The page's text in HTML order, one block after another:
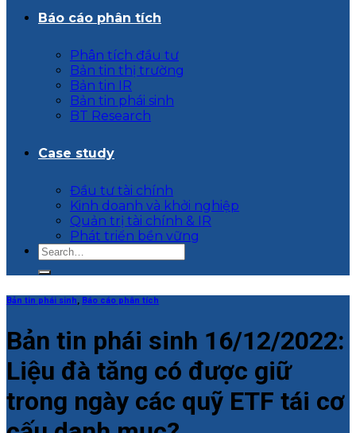
Báo cáo phân tích
Phân tích đầu tư
Bản tin thị trường
Bản tin IR
Bản tin phái sinh
BT Research
Case study
Đầu tư tài chính
Kinh doanh và khởi nghiệp
Quản trị tài chính & IR
Phát triển bền vững
Bản tin phái sinh, Báo cáo phân tích
Bản tin phái sinh 16/12/2022:
Liệu đà tăng có được giữ
trong ngày các quỹ ETF tái cơ